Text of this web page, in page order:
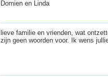
Domien en Linda
lieve familie en vrienden, wat
zijn geen woorden voor. Ik wens